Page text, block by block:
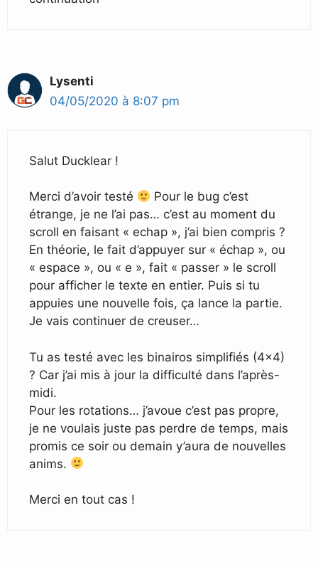
Lysenti
04/05/2020 à 8:07 pm
Salut Ducklear !
Merci d’avoir testé
Pour le bug c’est
étrange, je ne l’ai pas… c’est au moment du
scroll en faisant « echap », j’ai bien compris ?
En théorie, le fait d’appuyer sur « échap », ou
« espace », ou « e », fait « passer » le scroll
pour afficher le texte en entier. Puis si tu
appuies une nouvelle fois, ça lance la partie.
Je vais continuer de creuser…
Tu as testé avec les binairos simplifiés (4×4)
? Car j’ai mis à jour la difficulté dans l’après-
midi.
Pour les rotations… j’avoue c’est pas propre,
je ne voulais juste pas perdre de temps, mais
promis ce soir ou demain y’aura de nouvelles
anims.
Merci en tout cas !